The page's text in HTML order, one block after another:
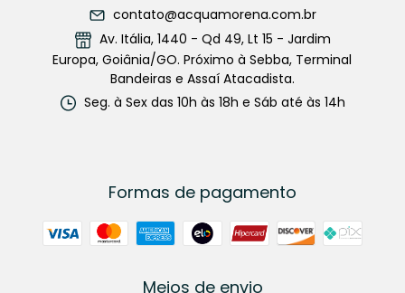
contato@acquamorena.com.br
Av. Itália, 1440 - Qd 49, Lt 15 - Jardim
Europa, Goiânia/GO. Próximo à Sebba, Terminal
Bandeiras e Assaí Atacadista.
Seg. à Sex das 10h às 18h e Sáb até às 14h
Formas de pagamento
Meios de envio